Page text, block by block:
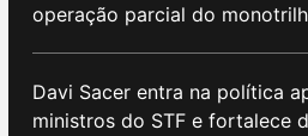
operação parcial do
Davi Sacer entra na política
ministros do STF e fortalece